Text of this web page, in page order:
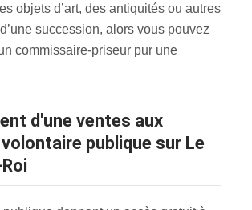
objets d’art, des antiquités ou autres
succession, alors vous pouvez
commissaire-priseur pur une
publique sur Le